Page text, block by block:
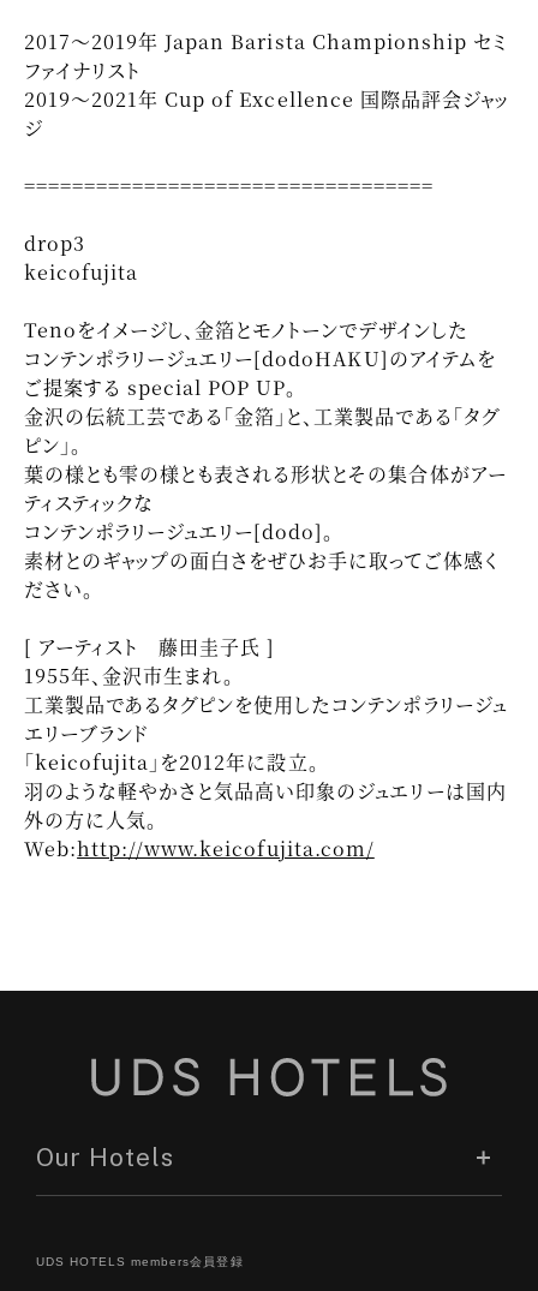
2017〜2019年 Japan Barista Championship セミ
ファイナリスト
2019〜2021年 Cup of Excellence 国際品評会ジャッ
ジ
==================================
drop3
keicofujita
Tenoをイメージし、金箔とモノトーンでデザインした
コンテンポラリージュエリー[dodoHAKU]のアイテムを
ご提案する special POP UP。
金沢の伝統工芸である「金箔」と、工業製品である「タグ
ピン」。
葉の様とも雫の様とも表される形状とその集合体がアー
ティスティックな
コンテンポラリージュエリー[dodo]。
素材とのギャップの面白さをぜひお手に取ってご体感く
ださい。
[ アーティスト 藤田圭子氏 ]
1955年、金沢市生まれ。
工業製品であるタグピンを使用したコンテンポラリージュ
エリーブランド
「keicofujita」を2012年に設立。
羽のような軽やかさと気品高い印象のジュエリーは国内
外の方に人気。
Web:http://www.keicofujita.com/
Our Hotels
UDS HOTELS members会員登録